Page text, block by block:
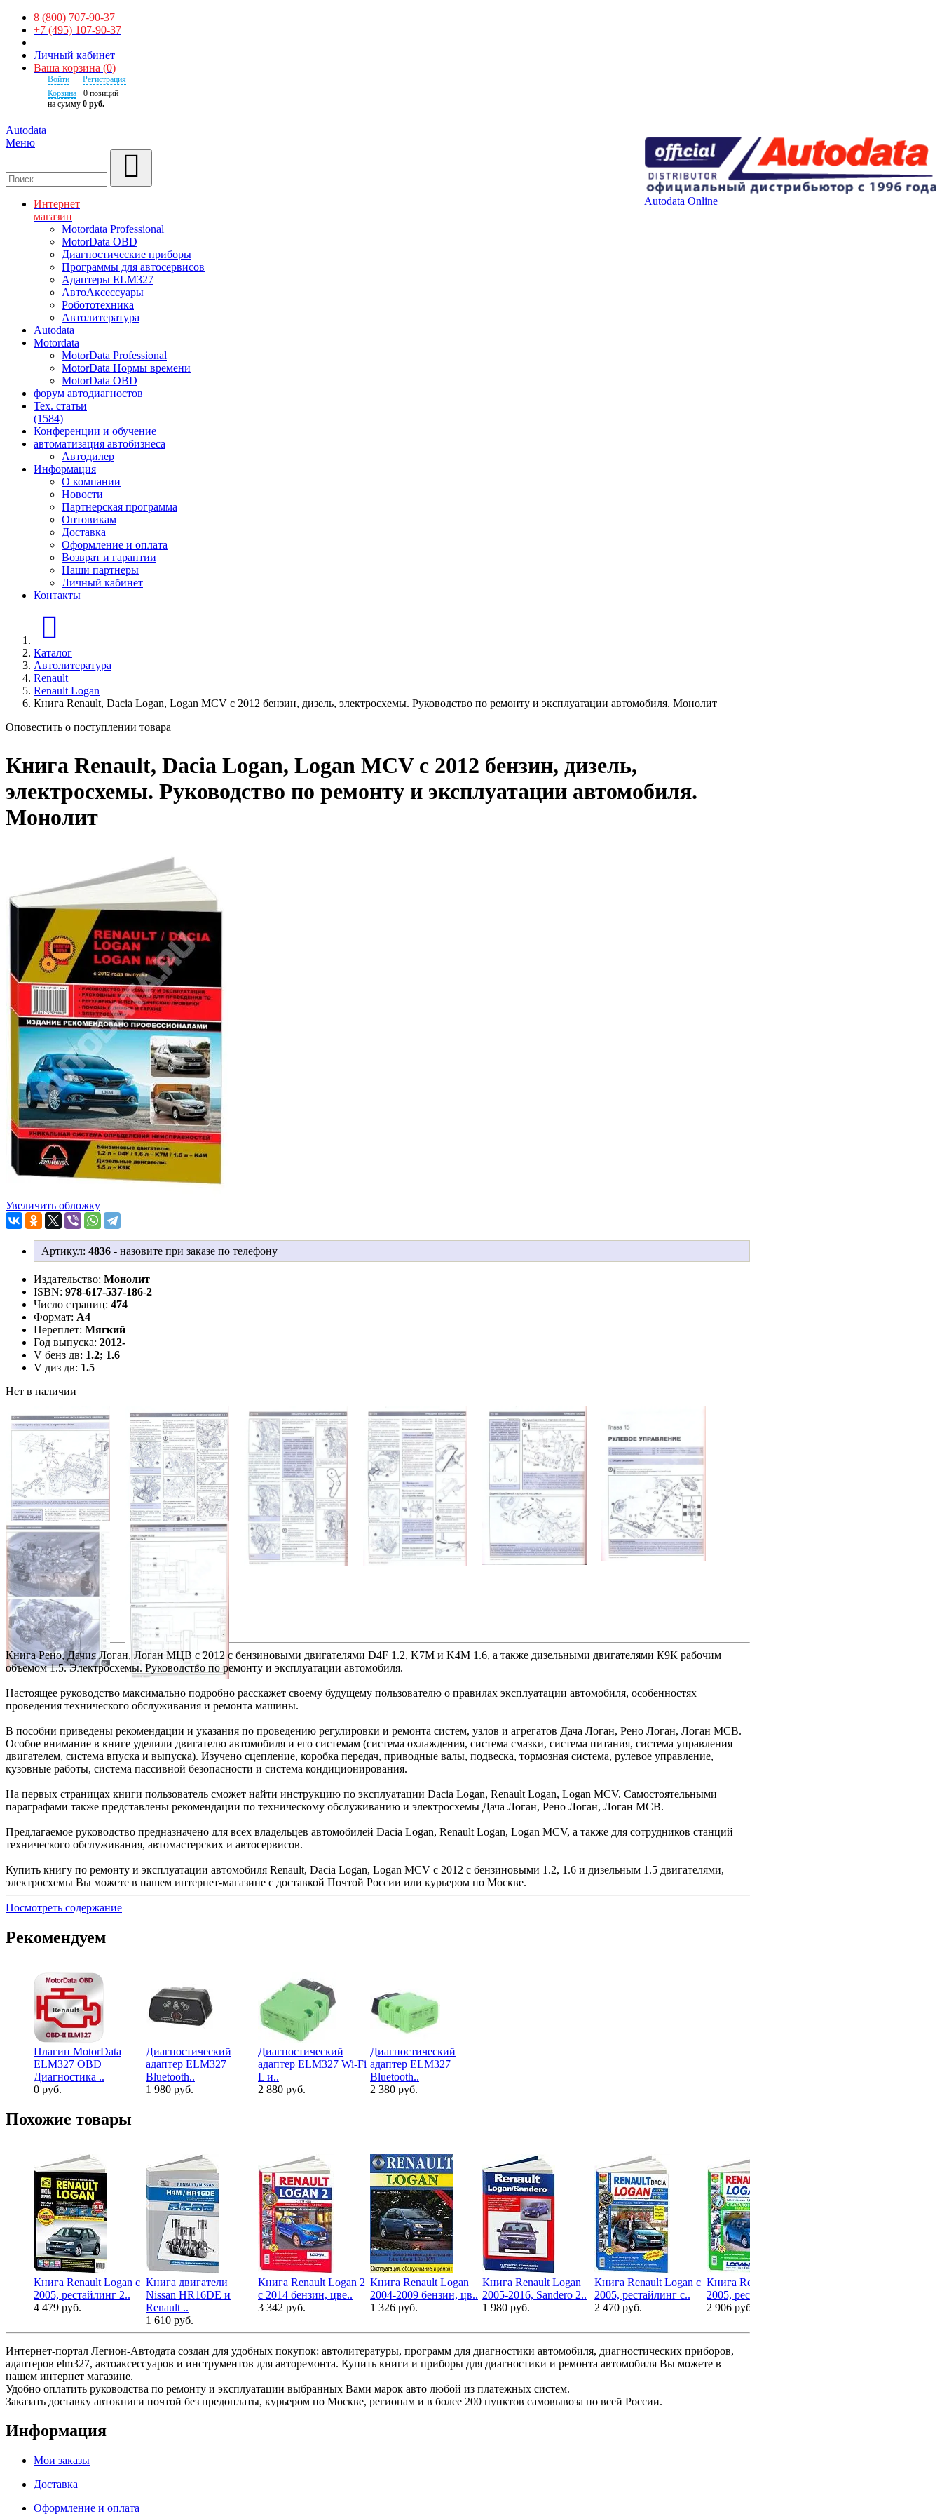
8 (800) 707-90-37
+7 (495) 107-90-37
Личный кабинет
Ваша корзина (0)
Войти
Регистрация
Корзина
0 позиций
на сумму 0 руб.
Autodata
Autodata Online
Меню
Интернет
магазин
Motordata Professional
MotorData OBD
Диагностические приборы
Программы для автосервисов
Адаптеры ELM327
АвтоАксессуары
Робототехника
Автолитература
Autodata
Motordata
MotorData Professional
MotorData Нормы времени
MotorData OBD
форум автодиагностов
Тех. статьи
(1584)
Конференции и обучение
автоматизация автобизнеса
Автодилер
Информация
О компании
Новости
Партнерская программа
Оптовикам
Доставка
Оформление и оплата
Возврат и гарантии
Наши партнеры
Личный кабинет
Контакты
Каталог
Автолитература
Renault
Renault Logan
Книга Renault, Dacia Logan, Logan MCV c 2012 бензин, дизель, электросхемы. Руководство по ремонту и эксплуатации автомобиля. Монолит
Оповестить о поступлении товара
Книга Renault, Dacia Logan, Logan MCV c 2012 бензин, дизель,
электросхемы. Руководство по ремонту и эксплуатации автомобиля.
Монолит
Увеличить обложку
Артикул: 4836 - назовите при заказе по телефону
Издательство: Монолит
ISBN: 978-617-537-186-2
Число страниц: 474
Формат: А4
Переплет: Мягкий
Год выпуска: 2012-
V бенз дв: 1.2; 1.6
V диз дв: 1.5
Нет в наличии
Книга Рено, Дачия Логан, Логан МЦВ c 2012 с бензиновыми двигателями D4F 1.2, K7M и K4M 1.6, а также дизельными двигателями К9К рабочим
объемом 1.5. Электросхемы. Руководство по ремонту и эксплуатации автомобиля.
Настоящее руководство максимально подробно расскажет своему будущему пользователю о правилах эксплуатации автомобиля, особенностях
проведения технического обслуживания и ремонта машины.
В пособии приведены рекомендации и указания по проведению регулировки и ремонта систем, узлов и агрегатов Дача Логан, Рено Логан, Логан МСВ.
Особое внимание в книге уделили двигателю автомобиля и его системам (система охлаждения, система смазки, система питания, система управления
двигателем, система впуска и выпуска). Изучено сцепление, коробка передач, приводные валы, подвеска, тормозная система, рулевое управление,
кузовные работы, система пассивной безопасности и система кондиционирования.
На первых страницах книги пользователь сможет найти инструкцию по эксплуатации Dacia Logan, Renault Logan, Logan MCV. Самостоятельными
параграфами также представлены рекомендации по техническому обслуживанию и электросхемы Дача Логан, Рено Логан, Логан МСВ.
Предлагаемое руководство предназначено для всех владельцев автомобилей Dacia Logan, Renault Logan, Logan MCV, а также для сотрудников станций
технического обслуживания, автомастерских и автосервисов.
Купить книгу по ремонту и эксплуатации автомобиля Renault, Dacia Logan, Logan MCV c 2012 с бензиновыми 1.2, 1.6 и дизельным 1.5 двигателями,
электросхемы Вы можете в нашем интернет-магазине с доставкой Почтой России или курьером по Москве.
Посмотреть содержание
Рекомендуем
Плагин MotorData
ELM327 OBD
Диагностика ..
0 руб.
Диагностический
адаптер ELM327
Bluetooth..
1 980 руб.
Диагностический
адаптер ELM327 Wi-Fi
L и..
2 880 руб.
Диагностический
адаптер ELM327
Bluetooth..
2 380 руб.
Похожие товары
Книга Renault Logan с
2005, рестайлинг 2..
4 479 руб.
Книга двигатели
Nissan HR16DE и
Renault ..
1 610 руб.
Книга Renault Logan 2
c 2014 бензин, цве..
3 342 руб.
Книга Renault Logan
2004-2009 бензин, цв..
1 326 руб.
Книга Renault Logan
2005-2016, Sandero 2..
1 980 руб.
Книга Renault Logan с
2005, рестайлинг с..
2 470 руб.
Книга Renault Logan c
2005, рестайлинг с..
2 906 руб.
Интернет-портал Легион-Автодата создан для удобных покупок: автолитературы, программ для диагностики автомобиля, диагностических приборов,
адаптеров elm327, автоаксессуаров и инструментов для авторемонта. Купить книги и приборы для диагностики и ремонта автомобиля Вы можете в
нашем интернет магазине.
Удобно оплатить руководства по ремонту и эксплуатации выбранных Вами марок авто любой из платежных систем.
Заказать доставку автокниги почтой без предоплаты, курьером по Москве, регионам и в более 200 пунктов самовывоза по всей России.
Информация
Мои заказы
Доставка
Оформление и оплата